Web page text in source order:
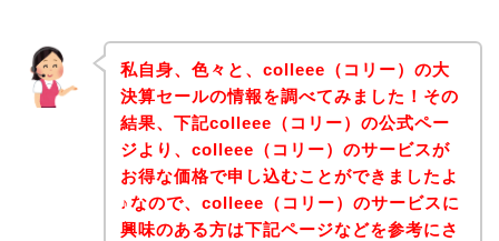
私自身、色々と、colleee（コリー）の大
決算セールの情報を調べてみました！その
結果、下記colleee（コリー）の公式ペー
ジより、colleee（コリー）のサービスが
お得な価格で申し込むことができましたよ
♪なので、colleee（コリー）のサービスに
興味のある方は下記ページなどを参考にさ